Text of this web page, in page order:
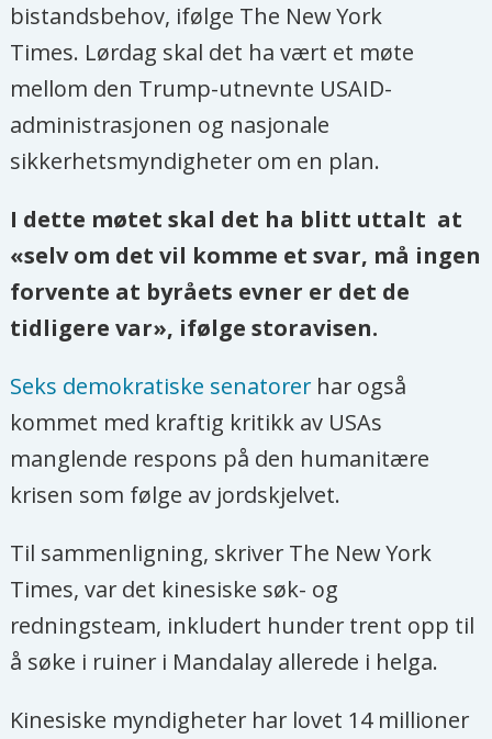
bistandsbehov, ifølge The New York
Times. Lørdag skal det ha vært et møte
mellom den Trump-utnevnte USAID-
administrasjonen og nasjonale
sikkerhetsmyndigheter om en plan.
I dette møtet skal det ha blitt uttalt at
«selv om det vil komme et svar, må ingen
forvente at byråets evner er det de
tidligere var», ifølge storavisen.
Seks demokratiske senatorerhar også
kommet med kraftig kritikk av USAs
manglende respons på den humanitære
krisen som følge av jordskjelvet.
Til sammenligning, skriver The New York
Times, var det kinesiske søk- og
redningsteam, inkludert hunder trent opp til
å søke i ruiner i Mandalay allerede i helga.
Kinesiske myndigheter har lovet 14 millioner